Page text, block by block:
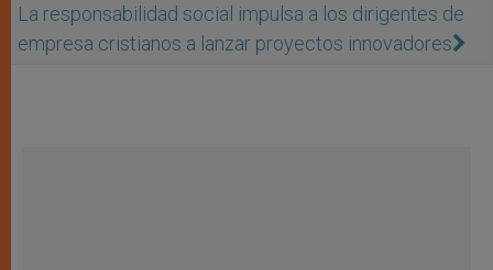
La responsabilidad social impulsa a los dirigentes de
empresa cristianos a lanzar proyectos innovadores